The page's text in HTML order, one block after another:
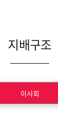
지배구조